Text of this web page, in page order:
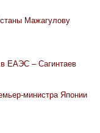
Мажагулову
ЕАЭС – Сагинтаев
министра Японии